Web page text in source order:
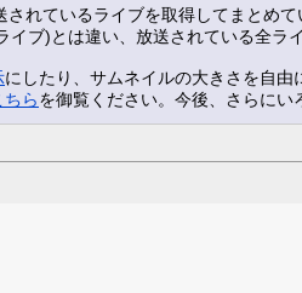
されているライブを取得してまとめ
イブ)とは違い、放送されている全ラ
にしたり、サムネイルの大きさを自
ちらを御覧ください。今後、さらに